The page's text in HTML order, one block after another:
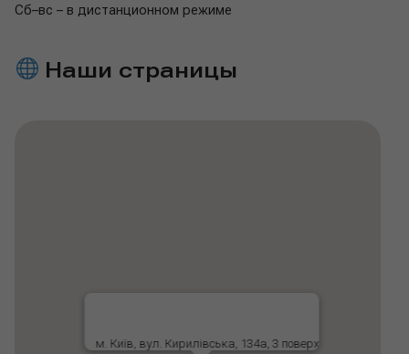
Сб–вс – в дистанционном режиме
Наши страницы
м. Київ, вул. Кирилівська, 134а, 3 поверх